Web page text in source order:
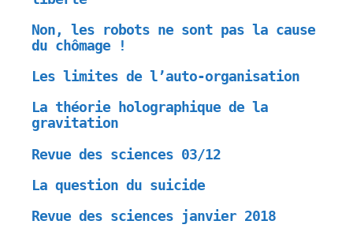
Non, les robots ne sont pas la cause
du chômage !
Les limites de l’auto-organisation
La théorie holographique de la
gravitation
Revue des sciences 03/12
La question du suicide
Revue des sciences janvier 2018